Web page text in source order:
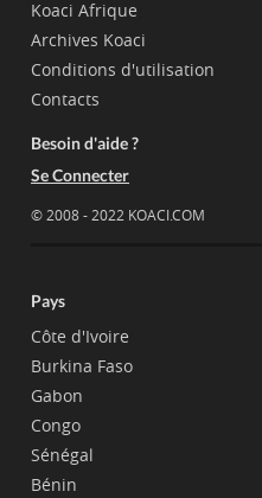
Koaci Afrique
Archives Koaci
Conditions d'utilisation
Contacts
Besoin d'aide ?
Se Connecter
© 2008 - 2022 KOACI.COM
Pays
Côte d'Ivoire
Burkina Faso
Gabon
Congo
Sénégal
Bénin